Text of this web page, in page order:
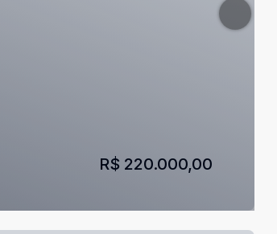
R$ 220.000,00